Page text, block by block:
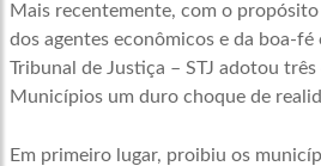
Mais recentemente, com o
dos agentes econômicos e da boa-
Tribunal de Justiça – STJ adotou
Municípios um duro choque de
Em primeiro lugar, proibiu os